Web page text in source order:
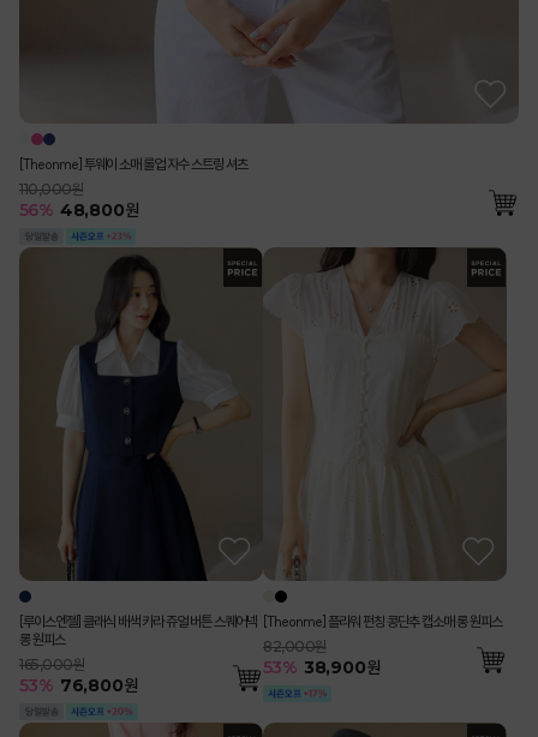
[Theonme] 투웨이 소매 롤업 자수 스트링 셔츠
110,000원
56% 48,800원
[루이스엔젤] 클래식 배색 카라 쥬얼 버튼 스퀘어넥
롱 원피스
165,000원
53% 76,800원
[Theonme] 플라워 펀칭 콩단추 캡소매 롱 원피스
82,000원
53% 38,900원